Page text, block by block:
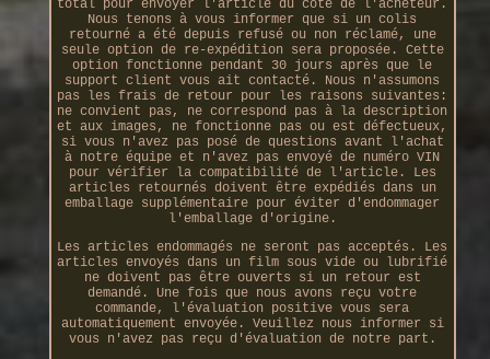
total pour envoyer l'article du côté de l'acheteur.
Nous tenons à vous informer que si un colis
retourné a été depuis refusé ou non réclamé, une
seule option de re-expédition sera proposée. Cette
option fonctionne pendant 30 jours après que le
support client vous ait contacté. Nous n'assumons
pas les frais de retour pour les raisons suivantes:
ne convient pas, ne correspond pas à la description
et aux images, ne fonctionne pas ou est défectueux,
si vous n'avez pas posé de questions avant l'achat
à notre équipe et n'avez pas envoyé de numéro VIN
pour vérifier la compatibilité de l'article. Les
articles retournés doivent être expédiés dans un
emballage supplémentaire pour éviter d'endommager
l'emballage d'origine.
Les articles endommagés ne seront pas acceptés. Les
articles envoyés dans un film sous vide ou lubrifié
ne doivent pas être ouverts si un retour est
demandé. Une fois que nous avons reçu votre
commande, l'évaluation positive vous sera
automatiquement envoyée. Veuillez nous informer si
vous n'avez pas reçu d'évaluation de notre part.